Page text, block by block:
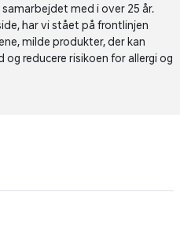
med i over 25 år.
har vi stået på frontlinjen
milde produkter, der kan
reducere risikoen for allergi og